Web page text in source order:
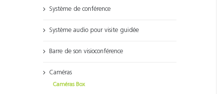
Système de conférence
Système audio pour visite guidée
Barre de son visioconférence
Caméras
Caméras Box